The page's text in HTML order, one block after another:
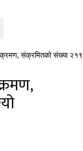
संक्रमितको संख्या २१९